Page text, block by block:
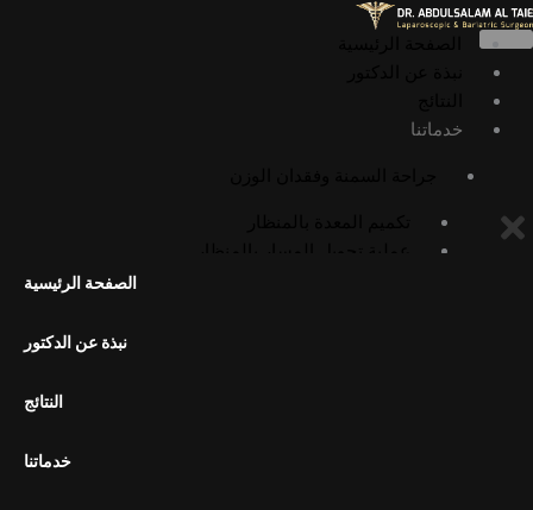
تخطي
إلى
المحتوى
خدماتنا
الصفحة الرئيسية
نبذة عن الدكتور
النتائج
خدماتنا